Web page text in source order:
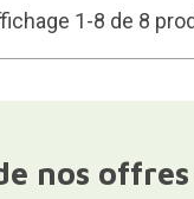
1-8 de 8
nos